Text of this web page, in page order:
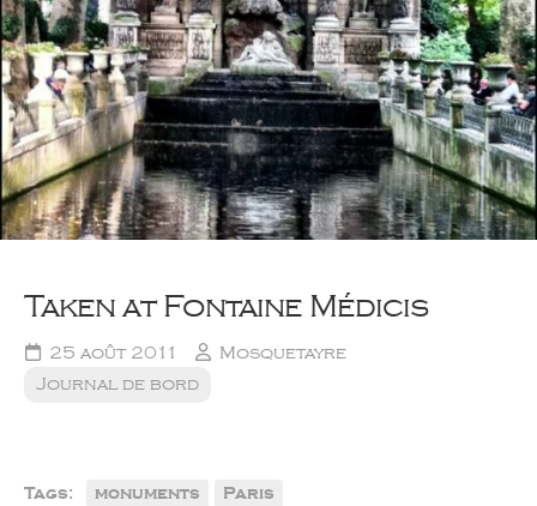
Taken at Fontaine Médicis
25 août 2011
Mosquetayre
Journal de bord
Tags: monuments Paris